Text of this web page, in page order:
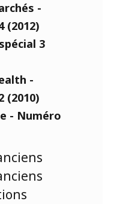
-
(2012)
3
-
(2010)
- Numéro